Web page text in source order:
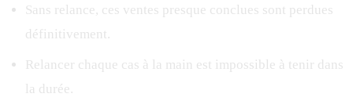
Sans relance, ces ventes presque conclues sont perdues
définitivement.
Relancer chaque cas à la main est impossible à tenir dans
la durée.